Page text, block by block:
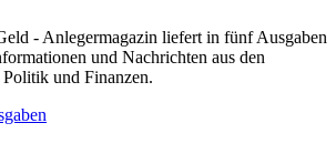
- Anlegermagazin liefert in fünf Ausgaben
und Nachrichten aus den
und Finanzen.